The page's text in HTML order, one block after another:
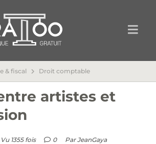
& fiscal Droit comptable
artistes et
Vu 1355 fois 0 ParJeanGaya